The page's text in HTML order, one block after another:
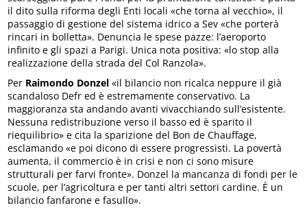
il dito sulla riforma degli Enti locali «che torna al vecchio», il
passaggio di gestione del sistema idrico a Sev «che porterà
rincari in bolletta». Denuncia le spese pazze: l’aeroporto
infinito e gli spazi a Parigi. Unica nota positiva: «lo stop alla
realizzazione della strada del Col Ranzola».
Per Raimondo Donzel «il bilancio non ricalca neppure il già
scandaloso Defr ed è estremamente conservativo. La
maggioranza sta andando avanti vivacchiando sull’esistente.
Nessuna redistribuzione verso il basso ed è sparito il
riequilibrio» e cita la sparizione del Bon de Chauffage,
esclamando «e poi dicono di essere progressisti. La povertà
aumenta, il commercio è in crisi e non ci sono misure
strutturali per farvi fronte». Donzel la mancanza di fondi per le
scuole, per l’agricoltura e per tanti altri settori cardine. È un
bilancio fanfarone e fasullo».